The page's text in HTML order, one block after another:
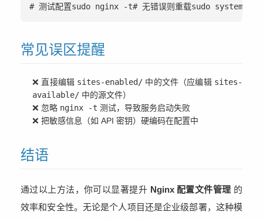
# 测试配置sudo nginx -t# 无错误则重载sudo
常见误区提醒
❌ 直接编辑 sites-enabled/ 中的文件（应编辑 sites-
available/ 中的源文件）
❌ 忽略 nginx -t 测试，导致服务启动失败
❌ 把敏感信息（如 API 密钥）硬编码在配置中
结语
通过以上方法，你可以显著提升 Nginx 配置文件管理 的
效率和安全性。无论是个人项目还是企业级部署，这种模